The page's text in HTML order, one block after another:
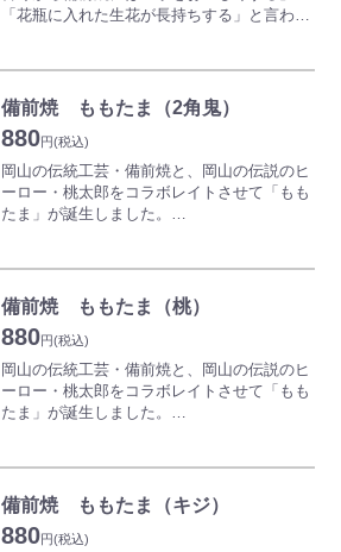
「花瓶に入れた生花が長持ちする」と言われ
＜使い方いろいろ！＞
●一晩汲み置きした水・焼酎がまろやかに（1
リットルに2～3個）
●ご飯がふっくらと美味しく炊ける（米3合に
2個）
●花瓶の水が長持ちし、花持ちが良くなる（2
よし
※焼物の性質上、形状や色味がすべて異なり
ます。予めご了承ください。
備前焼 ももたま（2角鬼）
880円(税込)
岡山の伝統工芸・備前焼と、岡山の伝説のヒ
ーロー・桃太郎をコラボレイトさせて「もも
たま」が誕生しました。
愛らしい表情や、温かみのある風合いに誰も
が癒されます。
観賞用としてだけでなく、水やお酒、ご飯を
美味しくする「美味玉」としても使っていた
だけます。
い。
備前焼 ももたま（桃）
880円(税込)
岡山の伝統工芸・備前焼と、岡山の伝説のヒ
ーロー・桃太郎をコラボレイトさせて「もも
たま」が誕生しました。
愛らしい表情や、温かみのある風合いに誰も
が癒されます。
備前焼 ももたま（キジ）
880円(税込)